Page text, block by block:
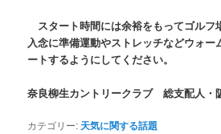
スタート時間には余裕をもってゴルフ
入念に準備運動やストレッチなどウォー
ートするようにしてください。
奈良柳生カントリークラブ 総支配人
カテゴリー: 天気に関する話題